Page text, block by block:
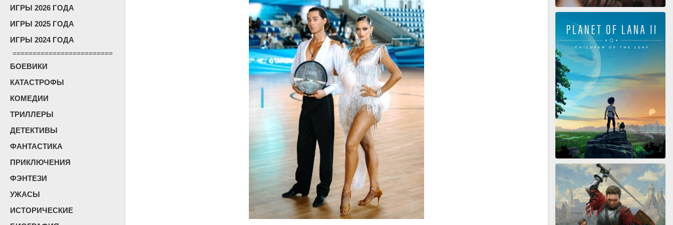
ИГРЫ 2026 ГОДА
ИГРЫ 2025 ГОДА
ИГРЫ 2024 ГОДА
=========================
БОЕВИКИ
КАТАСТРОФЫ
КОМЕДИИ
ТРИЛЛЕРЫ
ДЕТЕКТИВЫ
ФАНТАСТИКА
ПРИКЛЮЧЕНИЯ
ФЭНТЕЗИ
УЖАСЫ
ИСТОРИЧЕСКИЕ